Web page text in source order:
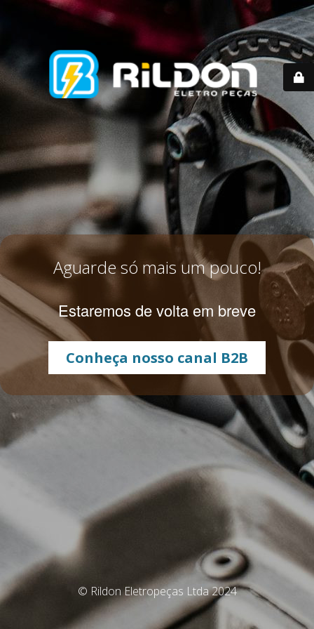
Aguarde só mais um pouco!
Estaremos de volta em breve
Conheça nosso canal B2B
© Rildon Eletropeças Ltda 2024